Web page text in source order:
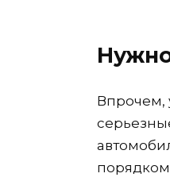
Впрочем,
порядком